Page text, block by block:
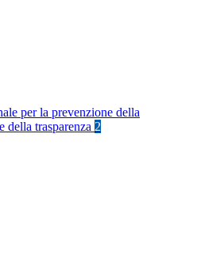
per la prevenzione della
della trasparenza 2